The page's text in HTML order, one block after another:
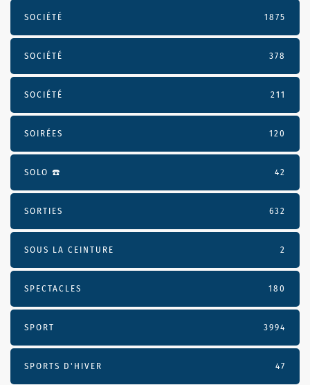
SOCIÉTÉ 1875
SOCIÉTÉ 378
SOCIÉTÉ 211
SOIRÉES 120
SOLO ☎️ 42
SORTIES 632
SOUS LA CEINTURE 2
SPECTACLES 180
SPORT 3994
SPORTS D'HIVER 47